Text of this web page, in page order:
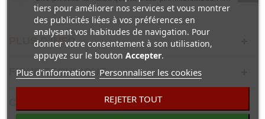
PLUS D'INFO
FICHE TECHNIQUE
tiers pour améliorer nos services et vous montrer
des publicités liées à vos préférences en
analysant vos habitudes de navigation. Pour
donner votre consentement à son utilisation,
appuyez sur le bouton Accepter.
Plus d'informations Personnaliser les cookies
REJETER TOUT